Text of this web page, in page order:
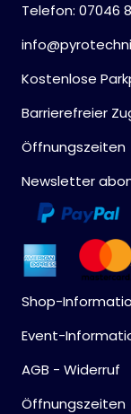
Telefon: 07046
Kostenlose
Barrierefreier
Öffnungszeiten
Newsletter
Shop-
Event-
AGB - Widerruf
Öffnungszeiten